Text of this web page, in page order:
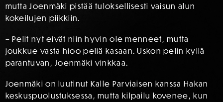
mutta Joenmäki pistää tuloksellisesti vaisun alun
kokeilujen piikkiin.
– Pelit nyt eivät niin hyvin ole menneet, mutta
joukkue vasta hioo peliä kasaan. Uskon pelin kyllä
parantuvan, Joenmäki vinkkaa.
Joenmäki on luutinut Kalle Parviaisen kanssa Hakan
keskuspuolustuksessa, mutta kilpailu kovenee, kun